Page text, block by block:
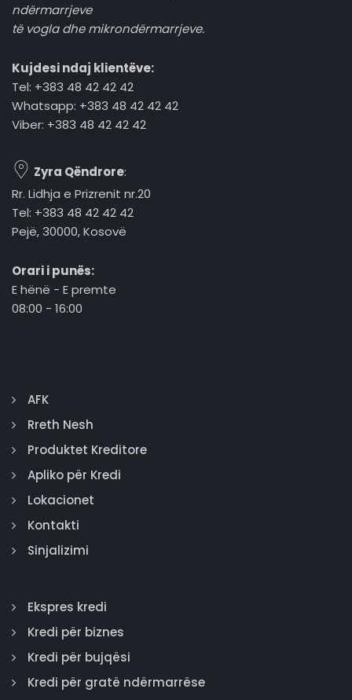
ndërmarrjeve
të vogla dhe mikrondërmarrjeve.
Kujdesi ndaj klientëve:
Tel: +383 48 42 42 42
Whatsapp: +383 48 42 42 42
Viber: +383 48 42 42 42
Zyra Qëndrore:
Rr. Lidhja e Prizrenit nr.20
Tel: +383 48 42 42 42
Pejë, 30000, Kosovë
Orari i punës:
E hënë - E premte
08:00 - 16:00
AFK
Rreth Nesh
Produktet Kreditore
Apliko për Kredi
Lokacionet
Kontakti
Sinjalizimi
Ekspres kredi
Kredi për biznes
Kredi për bujqësi
Kredi për gratë ndërmarrëse